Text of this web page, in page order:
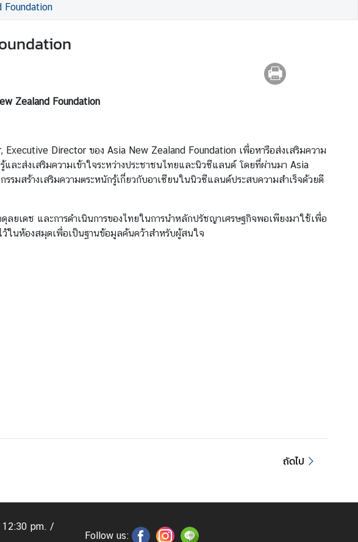
Foundation
Zealand Foundation
Director ของ Asia New Zealand Foundation เพื่อหารือส่งเสริมความ
ละส่งเสริมความเข้าใจระหว่างประชาชนไทยและนิวซีแลนด์ โดยที่ผ่านมา Asia
มสร้างเสริมความตระหนักรู้เกี่ยวกับอาเซียนในนิวซีแลนด์ประสบความสำเร็จด้วยดี
เดช และการดำเนินการของไทยในการนำหลักปรัชญาเศรษฐกิจพอเพียงมาใช้เพื่อ
ในห้องสมุดเพื่อเป็นฐานข้อมูลค้นคว้าสำหรับผู้สนใจ
ถัดไป
pm. /
Follow us: